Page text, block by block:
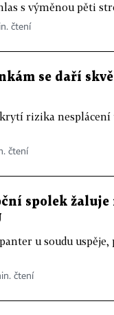
s výměnou pěti
čtení
se daří
rizika
čtení
spolek
u soudu
čtení